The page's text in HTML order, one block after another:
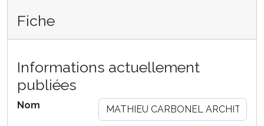
Fiche
Informations actuellement
publiées
Nom